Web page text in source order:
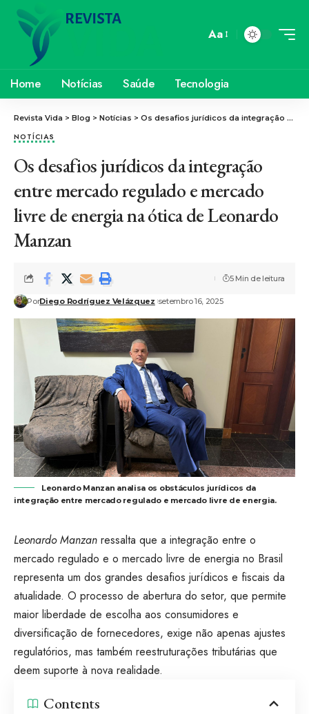
Aa
Home Notícias Saúde Tecnologia
Revista Vida > Blog > Notícias > Os desafios jurídicos da integração entre mercado regulado e mercado livre de energia na ótica de Leonardo Manzan
NOTÍCIAS
Os desafios jurídicos da integração
entre mercado regulado e mercado
livre de energia na ótica de Leonardo
Manzan
PorDiego Rodríguez Velázquez setembro 16, 2025
5 Min de leitura
Leonardo Manzan analisa os obstáculos jurídicos da
integração entre mercado regulado e mercado livre de energia.
Leonardo Manzan ressalta que a integração entre o
mercado regulado e o mercado livre de energia no Brasil
representa um dos grandes desafios jurídicos e fiscais da
atualidade. O processo de abertura do setor, que permite
maior liberdade de escolha aos consumidores e
diversificação de fornecedores, exige não apenas ajustes
regulatórios, mas também reestruturações tributárias que
deem suporte à nova realidade.
Contents